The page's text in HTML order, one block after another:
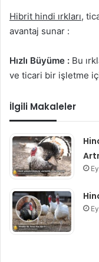
Hibrit hindi ırkları,
avantaj sunar :
Hızlı Büyüme : Bu
ve ticari bir işletme
İlgili Makaleler